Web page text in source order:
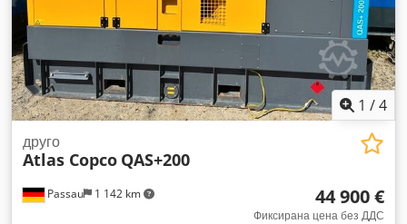
1 /4
Passau 1 142 km
друго
Atlas Copco QAS+200
44 900 €
Фиксирана цена без ДДС